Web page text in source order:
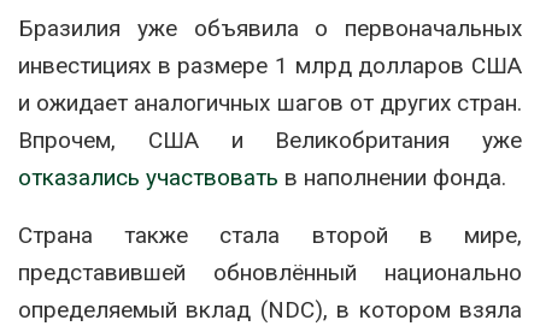
Бразилия уже объявила о первоначальных
инвестициях в размере 1 млрд долларов США
и ожидает аналогичных шагов от других стран.
Впрочем, США и Великобритания уже
отказались участвовать в наполнении фонда.
Страна также стала второй в мире,
представившей обновлённый национально
определяемый вклад (NDC), в котором взяла